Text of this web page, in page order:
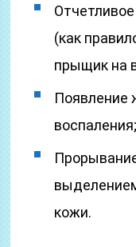
(как
прыщик на
Появление
воспаления;
кожи.